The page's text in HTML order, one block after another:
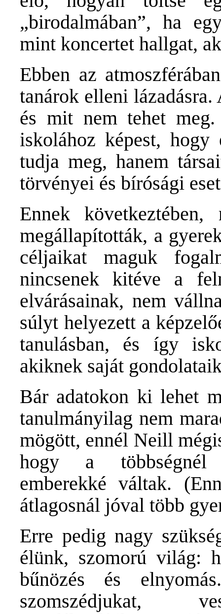
„birodalmában”, ha
mint koncertet hallgat,
Ebben az
tanárok elleni
és mit nem tehet
iskolához képest,
tudja meg, hanem
törvényei és bírósági
Ennek
megállapították, a
céljaikat maguk
nincsenek kitéve a
elvárásainak, nem
súlyt helyezett a
tanulásban, és így
akiknek saját
Bár adatokon ki lehet
tanulmányilag nem
mögött, ennél Neill
hogy a többségnél
emberekké váltak.
átlagosnál jóval több
Erre pedig nagy
élünk, szomorú világ:
bűnözés és
szomszédjukat,